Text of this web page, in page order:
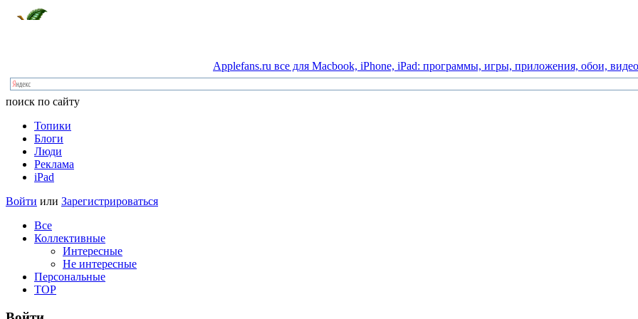
Applefans.ru все для Macbook, iPhone, iPad: программы, игры, приложения, обои, видео
поиск по сайту
Топики
Блоги
Люди
Реклама
iPad
Войти или Зарегистрироваться
Все
Коллективные
Интересные
Не интересные
Персональные
TOP